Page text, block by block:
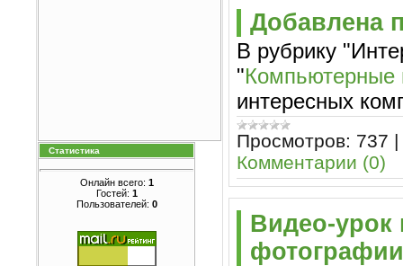
Статистика
Онлайн всего: 1
Гостей: 1
Пользователей: 0
Добавлена
В рубрику
"Компьютерные
интересных
Просмотров: 737 |
Комментарии (0)
Видео-урок